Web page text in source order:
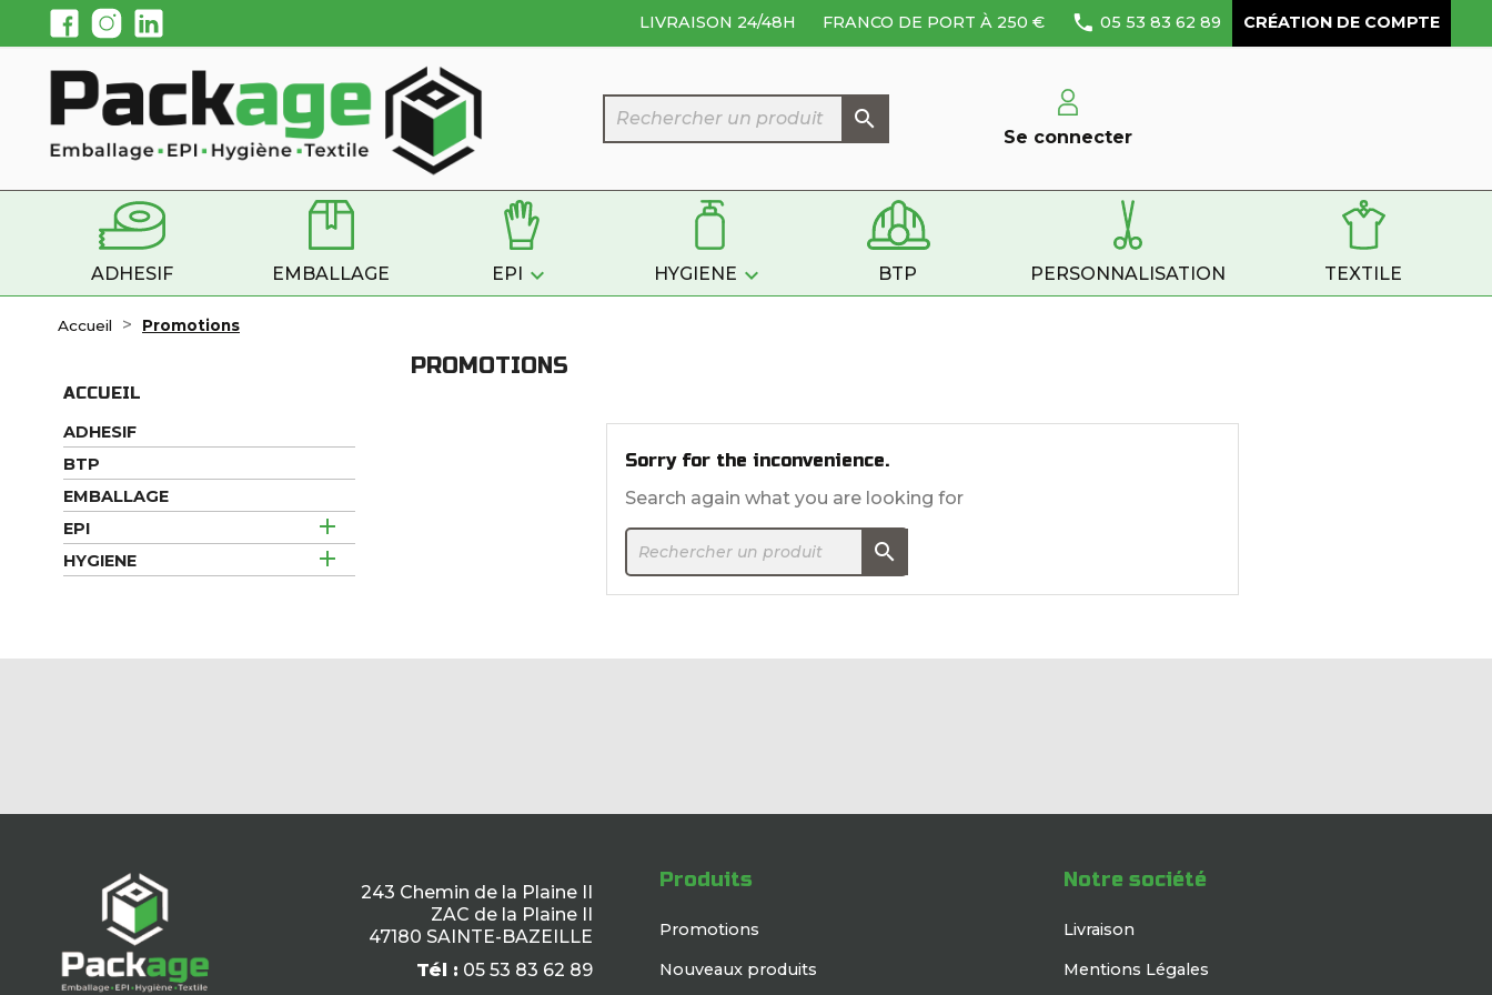
LIVRAISON 24/48H FRANCO DE PORT À 250 €  05 53 83 62 89 CRÉATION DE COMPTE

Se connecter
ADHESIF EMBALLAGE EPI  HYGIENE  BTP PERSONNALISATION TEXTILE
Accueil Promotions
ACCUEIL
ADHESIF
BTP
EMBALLAGE
EPI

HYGIENE 
PROMOTIONS
Sorry for the inconvenience.
Search again what you are looking for

243 Chemin de la Plaine II
ZAC de la Plaine II
47180 SAINTE-BAZEILLE
Tél : 05 53 83 62 89
Produits
Promotions
Nouveaux produits
Notre société
Livraison
Mentions Légales